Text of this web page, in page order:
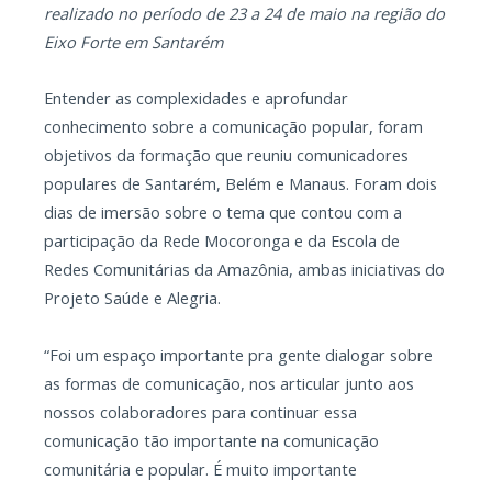
realizado no período de 23 a 24 de maio na região do
Eixo Forte em Santarém
Entender as complexidades e aprofundar
conhecimento sobre a comunicação popular, foram
objetivos da formação que reuniu comunicadores
populares de Santarém, Belém e Manaus. Foram dois
dias de imersão sobre o tema que contou com a
participação da Rede Mocoronga e da Escola de
Redes Comunitárias da Amazônia, ambas iniciativas do
Projeto Saúde e Alegria.
“Foi um espaço importante pra gente dialogar sobre
as formas de comunicação, nos articular junto aos
nossos colaboradores para continuar essa
comunicação tão importante na comunicação
comunitária e popular. É muito importante